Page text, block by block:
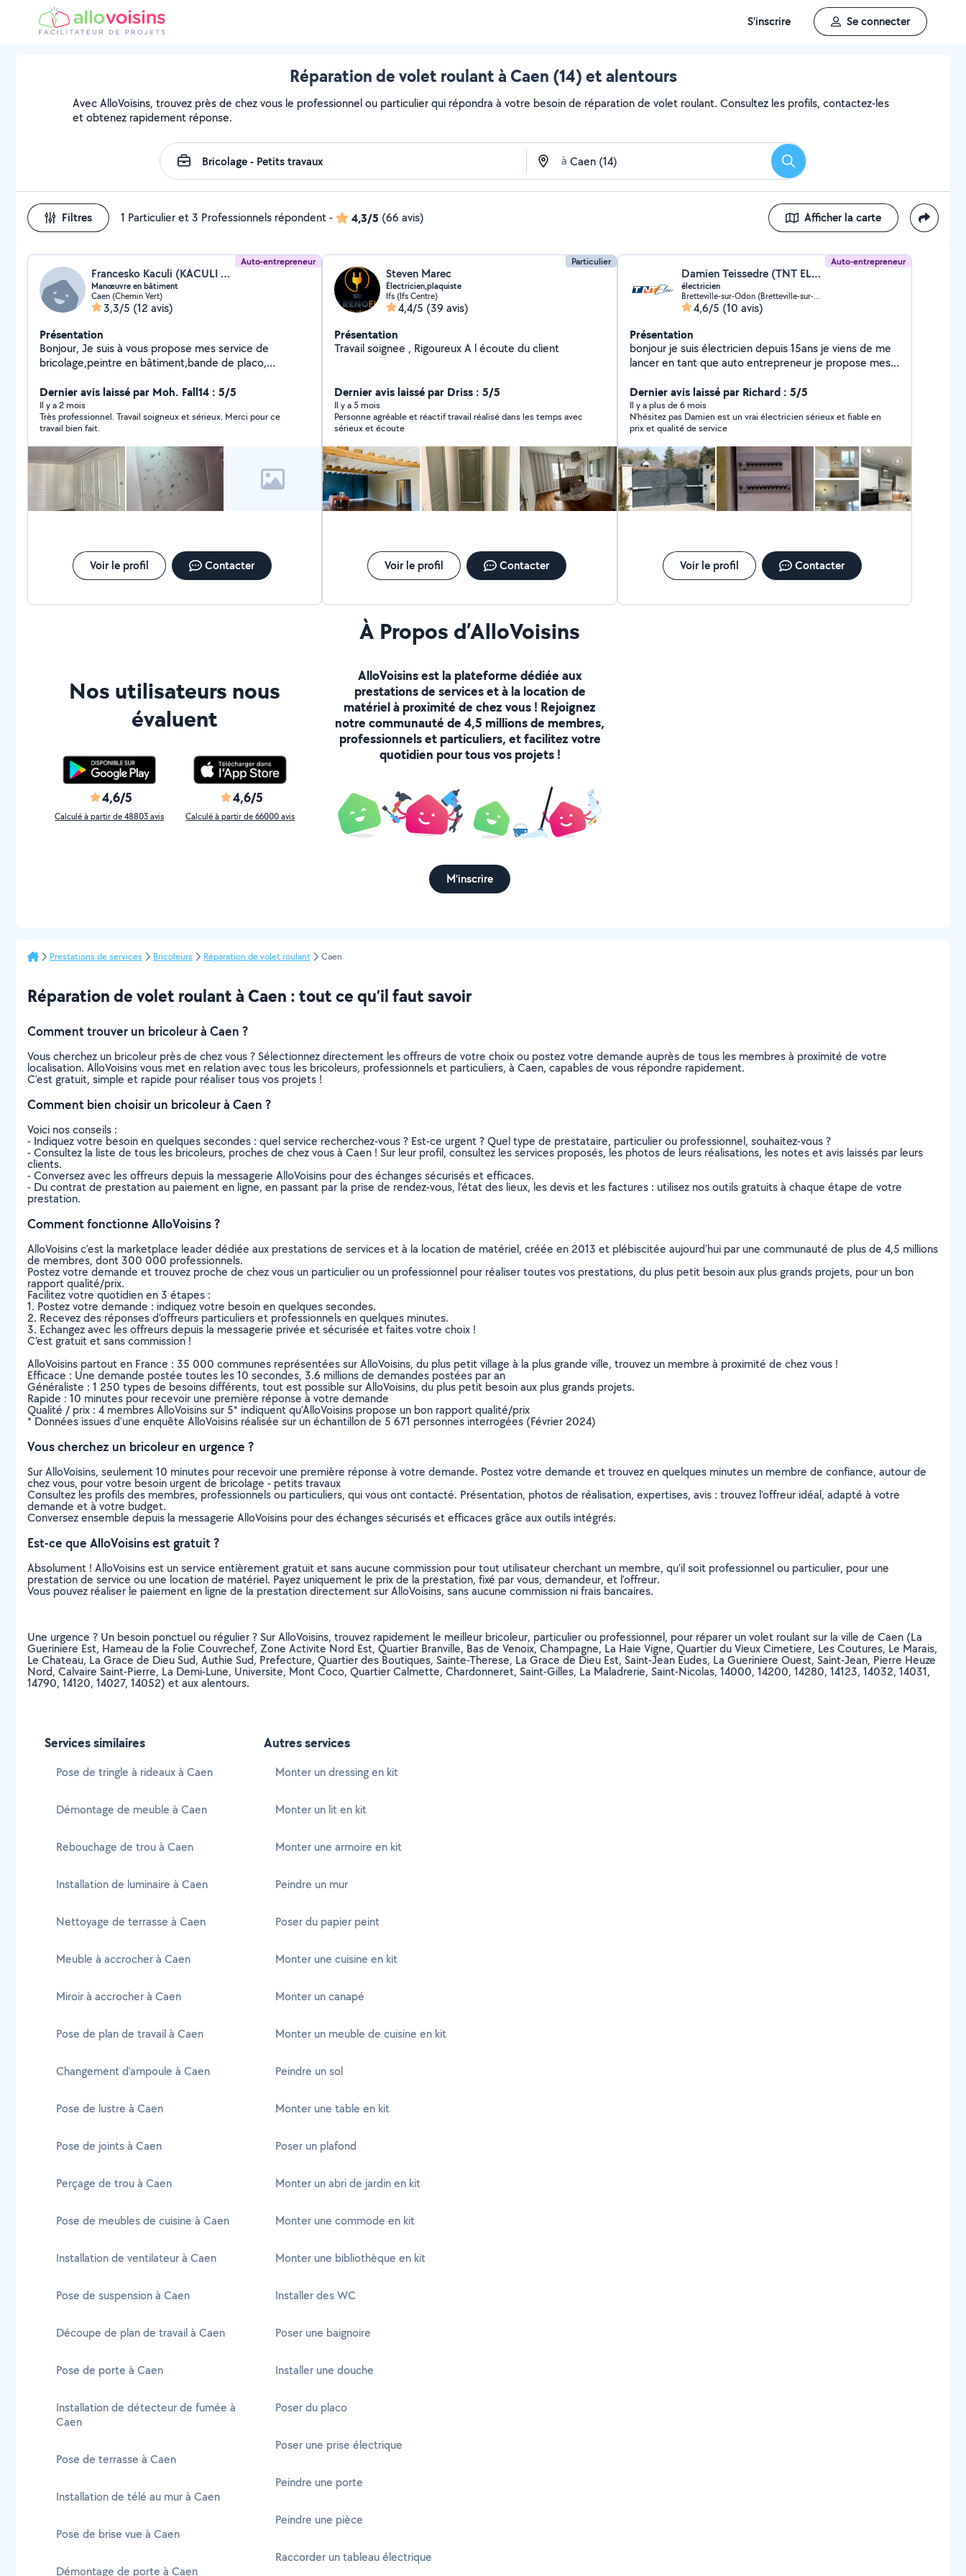
S'inscrire Se connecter
Réparation de volet roulant à Caen (14) et alentours
Avec AlloVoisins, trouvez près de chez vous le professionnel ou particulier qui répondra à votre besoin de réparation de volet roulant. Consultez les profils, contactez-les
et obtenez rapidement réponse.
à Rechercher
Filtres 1 Particulier et 3 Professionnels répondent- 4,3/5 (66 avis) Afficher la carte
Auto-entrepreneur
Francesko Kaculi (KACULI FRANCESKO)
Manœuvre en bâtiment
Caen (Chemin Vert)
3,3/5 (12 avis)
Présentation
Bonjour, Je suis à vous propose mes service de
bricolage,peintre en bâtiment,bande de placo,
peut éventuellement faire de la mécanique n'hésitez
pas à me contacter pour plus de question
Dernier avis laissé par Moh. Fall14 : 5/5
Il y a 2 mois
Très professionnel. Travail soigneux et sérieux. Merci pour ce
travail bien fait.
Voir le profil Contacter
Particulier
Steven Marec
Électricien,plaquiste
Ifs (Ifs Centre)
4,4/5 (39 avis)
Présentation
Travail soignee , Rigoureux A l écoute du client
Dernier avis laissé par Driss : 5/5
Il y a 5 mois
Personne agréable et réactif travail réalisé dans les temps avec
sérieux et écoute
Voir le profil Contacter
Auto-entrepreneur
Damien Teissedre (TNT ELEC)
électricien
Bretteville-sur-Odon (Bretteville-sur-Odon)
4,6/5 (10 avis)
Présentation
bonjour je suis électricien depuis 15ans je viens de me
lancer en tant que auto entrepreneur je propose mes
tableaux électriques, mise en conformité, installation
interphone, alarme, l'entretien et le remplacement des
VMC , pose de motorisation de portail , pose volet
roulant électrique . je suis une personne sérieuse
consciencieuse respectueuse et de confiance .
n'hésitez pas a me contacter par mail ou par téléphone
. DEVIS GRATUITS cordialement
Dernier avis laissé par Richard : 5/5
Il y a plus de 6 mois
N'hésitez pas Damien est un vrai électricien sérieux et fiable en
prix et qualité de service
Voir le profil Contacter
Nos utilisateurs nous
évaluent
4,6/5
Calculé à partir de 48803 avis
4,6/5
Calculé à partir de 66000 avis
À Propos d’AlloVoisins
AlloVoisins est la plateforme dédiée aux
prestations de services et à la location de
matériel à proximité de chez vous ! Rejoignez
notre communauté de 4,5 millions de membres,
professionnels et particuliers, et facilitez votre
quotidien pour tous vos projets !
M'inscrire
Prestations de services Bricoleurs Réparation de volet roulant Caen
Réparation de volet roulant à Caen : tout ce qu’il faut savoir
Comment trouver un bricoleur à Caen ?
Vous cherchez un bricoleur près de chez vous ? Sélectionnez directement les offreurs de votre choix ou postez votre demande auprès de tous les membres à proximité de votre
localisation. AlloVoisins vous met en relation avec tous les bricoleurs, professionnels et particuliers, à Caen, capables de vous répondre rapidement.
C’est gratuit, simple et rapide pour réaliser tous vos projets !
Comment bien choisir un bricoleur à Caen ?
Voici nos conseils :
- Indiquez votre besoin en quelques secondes : quel service recherchez-vous ? Est-ce urgent ? Quel type de prestataire, particulier ou professionnel, souhaitez-vous ?
- Consultez la liste de tous les bricoleurs, proches de chez vous à Caen ! Sur leur profil, consultez les services proposés, les photos de leurs réalisations, les notes et avis laissés par leurs
clients.
- Conversez avec les offreurs depuis la messagerie AlloVoisins pour des échanges sécurisés et efficaces.
- Du contrat de prestation au paiement en ligne, en passant par la prise de rendez-vous, l’état des lieux, les devis et les factures : utilisez nos outils gratuits à chaque étape de votre
prestation.
Comment fonctionne AlloVoisins ?
AlloVoisins c’est la marketplace leader dédiée aux prestations de services et à la location de matériel, créée en 2013 et plébiscitée aujourd’hui par une communauté de plus de 4,5 millions
de membres, dont 300 000 professionnels.
Postez votre demande et trouvez proche de chez vous un particulier ou un professionnel pour réaliser toutes vos prestations, du plus petit besoin aux plus grands projets, pour un bon
rapport qualité/prix.
Facilitez votre quotidien en 3 étapes :
1. Postez votre demande : indiquez votre besoin en quelques secondes.
2. Recevez des réponses d’offreurs particuliers et professionnels en quelques minutes.
3. Echangez avec les offreurs depuis la messagerie privée et sécurisée et faites votre choix !
C’est gratuit et sans commission !
AlloVoisins partout en France : 35 000 communes représentées sur AlloVoisins, du plus petit village à la plus grande ville, trouvez un membre à proximité de chez vous !
Efficace : Une demande postée toutes les 10 secondes, 3.6 millions de demandes postées par an
Généraliste : 1 250 types de besoins différents, tout est possible sur AlloVoisins, du plus petit besoin aux plus grands projets.
Rapide : 10 minutes pour recevoir une première réponse à votre demande
Qualité / prix : 4 membres AlloVoisins sur 5* indiquent qu’AlloVoisins propose un bon rapport qualité/prix
* Données issues d’une enquête AlloVoisins réalisée sur un échantillon de 5 671 personnes interrogées (Février 2024)
Vous cherchez un bricoleur en urgence ?
Sur AlloVoisins, seulement 10 minutes pour recevoir une première réponse à votre demande. Postez votre demande et trouvez en quelques minutes un membre de confiance, autour de
chez vous, pour votre besoin urgent de bricolage - petits travaux
Consultez les profils des membres, professionnels ou particuliers, qui vous ont contacté. Présentation, photos de réalisation, expertises, avis : trouvez l'offreur idéal, adapté à votre
demande et à votre budget.
Conversez ensemble depuis la messagerie AlloVoisins pour des échanges sécurisés et efficaces grâce aux outils intégrés.
Est-ce que AlloVoisins est gratuit ?
Absolument ! AlloVoisins est un service entièrement gratuit et sans aucune commission pour tout utilisateur cherchant un membre, qu’il soit professionnel ou particulier, pour une
prestation de service ou une location de matériel. Payez uniquement le prix de la prestation, fixé par vous, demandeur, et l’offreur.
Vous pouvez réaliser le paiement en ligne de la prestation directement sur AlloVoisins, sans aucune commission ni frais bancaires.
Une urgence ? Un besoin ponctuel ou régulier ? Sur AlloVoisins, trouvez rapidement le meilleur bricoleur, particulier ou professionnel, pour réparer un volet roulant sur la ville de Caen (La
Gueriniere Est, Hameau de la Folie Couvrechef, Zone Activite Nord Est, Quartier Branville, Bas de Venoix, Champagne, La Haie Vigne, Quartier du Vieux Cimetiere, Les Coutures, Le Marais,
Le Chateau, La Grace de Dieu Sud, Authie Sud, Prefecture, Quartier des Boutiques, Sainte-Therese, La Grace de Dieu Est, Saint-Jean Eudes, La Gueriniere Ouest, Saint-Jean, Pierre Heuze
Nord, Calvaire Saint-Pierre, La Demi-Lune, Universite, Mont Coco, Quartier Calmette, Chardonneret, Saint-Gilles, La Maladrerie, Saint-Nicolas, 14000, 14200, 14280, 14123, 14032, 14031,
14790, 14120, 14027, 14052) et aux alentours.
Services similaires
Pose de tringle à rideaux à Caen
Démontage de meuble à Caen
Rebouchage de trou à Caen
Installation de luminaire à Caen
Nettoyage de terrasse à Caen
Meuble à accrocher à Caen
Miroir à accrocher à Caen
Pose de plan de travail à Caen
Changement d'ampoule à Caen
Pose de lustre à Caen
Pose de joints à Caen
Perçage de trou à Caen
Pose de meubles de cuisine à Caen
Installation de ventilateur à Caen
Pose de suspension à Caen
Découpe de plan de travail à Caen
Pose de porte à Caen
Installation de détecteur de fumée à
Caen
Pose de terrasse à Caen
Installation de télé au mur à Caen
Pose de brise vue à Caen
Démontage de porte à Caen
Autres services
Monter un dressing en kit
Monter un lit en kit
Monter une armoire en kit
Peindre un mur
Poser du papier peint
Monter une cuisine en kit
Monter un canapé
Monter un meuble de cuisine en kit
Peindre un sol
Monter une table en kit
Poser un plafond
Monter un abri de jardin en kit
Monter une commode en kit
Monter une bibliothèque en kit
Installer des WC
Poser une baignoire
Installer une douche
Poser du placo
Poser une prise électrique
Peindre une porte
Peindre une pièce
Raccorder un tableau électrique